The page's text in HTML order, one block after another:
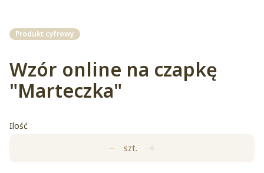
Etykiety
Produkt cyfrowy
Wzór online na czapkę
"Marteczka"
Ilość
szt.